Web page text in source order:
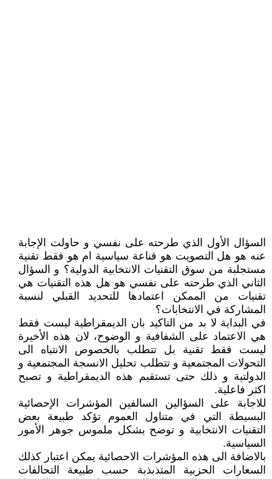
السؤال الأول الذي طرحته على نفسي و حاولت الإجابة
عنه هو هل التصويت هو قناعة سياسية ام هو فقط تقنية
مستجلبة من سوق التقنيات الانتخابية الدولية؟ و السؤال
الثاني الذي طرحته على نفسي هو هل هذه التقنيات هي
تقنيات من الممكن اعتمادها للتحديد القبلي لنسبة
المشاركة في الانتخابات؟
في البداية لا بد من التاكيد بان الديمقراطية ليست فقط
هي الاعتماد على الشفافية و الوضوح، لان هذه الأخيرة
ليست فقط تقنية بل تتطلب بالخصوص الانتباه الى
التحولات المجتمعية و تتطلب تحليل الانسجة المجتمعية و
الدولتية و ذلك حتى تستقيم هذه الديمقراطية و تصبح
اكثر فاعلية.
للاجابة على السؤالين السالفين المؤشرات الإحصائية
البسيطة التي في متناول العموم تؤكد طبيعة بعض
التقنيات الانتخابية و توضح بشكل ملموس جوهر الأمور
السياسية.
بالاضافة الى هذه المؤشرات الاحصائية يمكن اعتبار كذلك
السعارات الحزبية المتذبذبة حسب طبيعة التحالفات